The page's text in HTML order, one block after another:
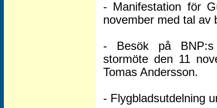
- Manifestation för
november med tal av
- Besök på BNP:s
stormöte den 11
Tomas Andersson.
- Flygbladsutdelning